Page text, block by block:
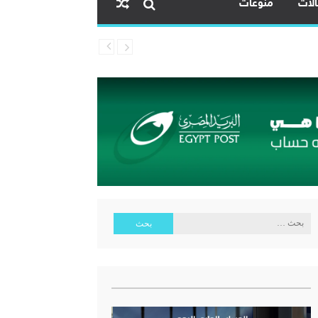
منوعات
البنك المركزي المصري
البحث